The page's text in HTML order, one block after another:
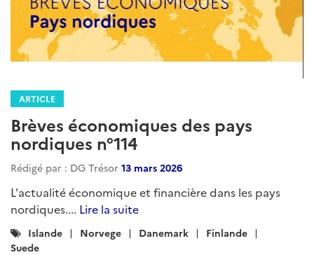
ARTICLE
Brèves économiques des pays
nordiques n°114
Rédigé par : DG Trésor 13 mars 2026
L'actualité économique et financière dans les pays
nordiques.... Lire la suite
Catégories
:
Islande Norvege Danemark
Finlande
Suede